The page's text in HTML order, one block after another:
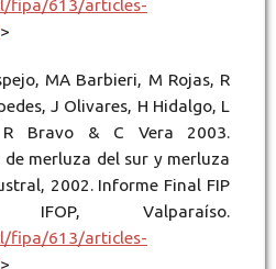
fipa/613/articles-
>
MA Barbieri, M Rojas, R
J Olivares, H Hidalgo, L
R Bravo & C Vera 2003.
merluza del sur y merluza
2002. Informe Final FIP
Valparaíso.
fipa/613/articles-
>